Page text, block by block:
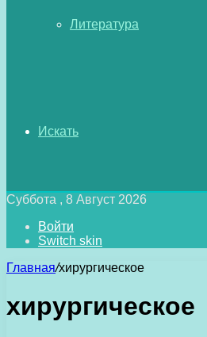
Литература
Искать
Суббота , 8 Август 2026
Войти
Switch skin
Главная/хирургическое
хирургическое